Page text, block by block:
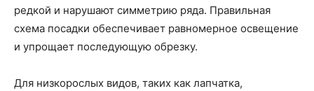
редкой и нарушают симметрию ряда. Правильная
схема посадки обеспечивает равномерное освещение
и упрощает последующую обрезку.
Для низкорослых видов, таких как лапчатка,